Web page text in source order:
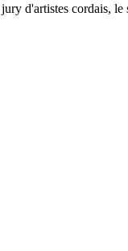
d'artistes cordais,